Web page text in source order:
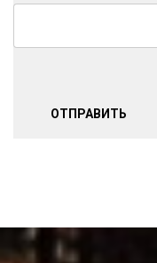
ОТПРАВИТЬ